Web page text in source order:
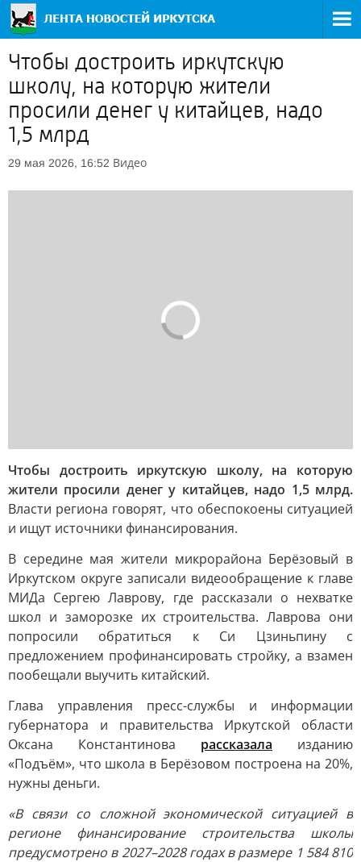
Чтобы достроить иркутскую
школу, на которую жители
просили денег у китайцев, надо
1,5 млрд
29 мая 2026, 16:52 Видео
Чтобы достроить иркутскую школу, на которую
жители просили денег у китайцев, надо 1,5 млрд.
Власти региона говорят, что обеспокоены ситуацией
и ищут источники финансирования.
В середине мая жители микрорайона Берёзовый в
Иркутском округе записали видеообращение к главе
МИДа Сергею Лаврову, где рассказали о нехватке
школ и заморозке их строительства. Лаврова они
попросили обратиться к Си Цзиньпину с
предложением профинансировать стройку, а взамен
пообещали выучить китайский.
Глава управления пресс-службы и информации
губернатора и правительства Иркутской области
Оксана Константинова рассказала изданию
«Подъём», что школа в Берёзовом построена на 20%,
нужны деньги.
«В связи со сложной экономической ситуацией в
регионе финансирование строительства школы
предусмотрено в 2027–2028 годах в размере 1 584 810